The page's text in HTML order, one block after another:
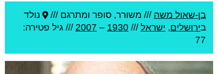
בן-שאול משה /// משורר, סופר ומתרגם ///
נולד
בירושלים, ישראל///
1930
–
2007 /// גיל פטירה:
77